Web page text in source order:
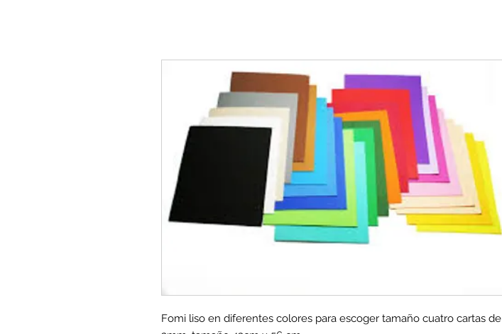
Fomi liso en diferentes colores para escoger tamaño cuatro cartas de